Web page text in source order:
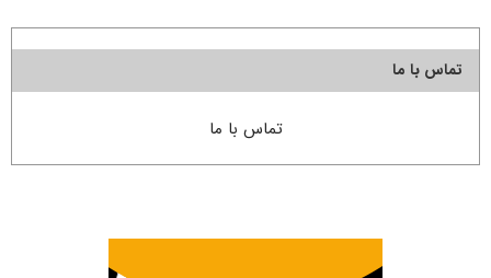
تماس با ما
تماس با ما